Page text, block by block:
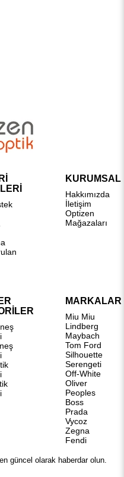
KURUMSAL
Hakkımızda
İletişim
Optizen
Mağazaları
MARKALAR
Miu Miu
Lindberg
Maybach
Tom Ford
Silhouette
Serengeti
Off-White
Oliver
Peoples
Boss
Prada
Vycoz
Zegna
Fendi
güncel olarak haberdar olun.